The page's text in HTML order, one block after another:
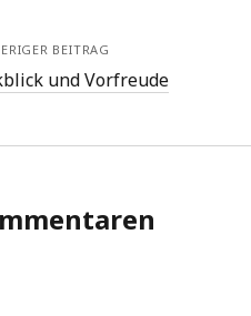
BEITRAG
und Vorfreude